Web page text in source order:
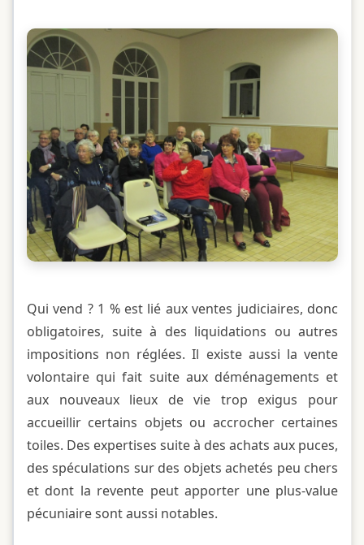
Qui vend ? 1 % est lié aux ventes judiciaires, donc
obligatoires, suite à des liquidations ou autres
impositions non réglées. Il existe aussi la vente
volontaire qui fait suite aux déménagements et
aux nouveaux lieux de vie trop exigus pour
accueillir certains objets ou accrocher certaines
toiles. Des expertises suite à des achats aux puces,
des spéculations sur des objets achetés peu chers
et dont la revente peut apporter une plus-value
pécuniaire sont aussi notables.